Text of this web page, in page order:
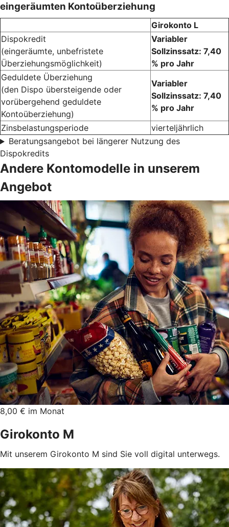
eingeräumten Kontoüberziehung
Girokonto L
Dispokredit
(eingeräumte, unbefristete
Überziehungsmöglichkeit)
Variabler
Sollzinssatz: 7,40
% pro Jahr
Geduldete Überziehung
(den Dispo übersteigende oder
vorübergehend geduldete
Kontoüberziehung)
Variabler
Sollzinssatz: 7,40
% pro Jahr
Zinsbelastungsperiode
vierteljährlich
Beratungsangebot bei längerer Nutzung des
Dispokredits
Andere Kontomodelle in unserem
Angebot
8,00 € im Monat
Girokonto M
Mit unserem Girokonto M sind Sie voll digital unterwegs.